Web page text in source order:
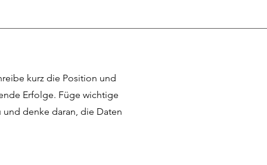
kurz die Position und
Erfolge. Füge wichtige
denke daran, die Daten